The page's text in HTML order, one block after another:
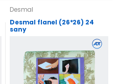
Desmal
Desmal flanel (26*26) 24
sany